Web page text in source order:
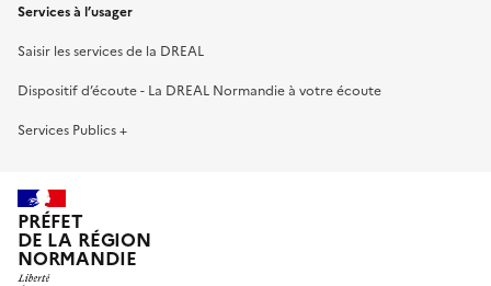
Services à l’usager
Saisir les services de la DREAL
Dispositif d’écoute - La DREAL Normandie à votre écoute
Services Publics +
PRÉFET
DE LA RÉGION
NORMANDIE